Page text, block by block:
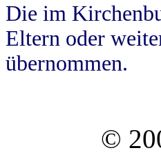
Die im
Eltern oder
übernommen.
©